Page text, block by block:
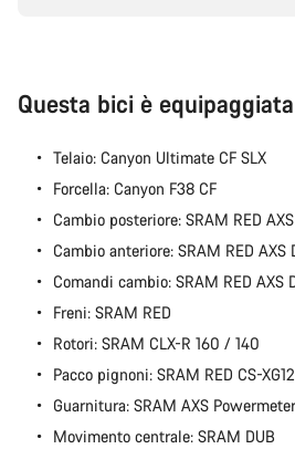
Questa bici è
Telaio: Canyon Ultimate CF SLX
Forcella: Canyon F38 CF
Cambio posteriore: SRAM RED
Cambio anteriore: SRAM RED AXS
Comandi cambio: SRAM RED AXS
Freni: SRAM RED
Rotori: SRAM CLX-R 160 / 140
Pacco pignoni: SRAM RED CS-
Guarnitura: SRAM AXS
Movimento centrale: SRAM DUB